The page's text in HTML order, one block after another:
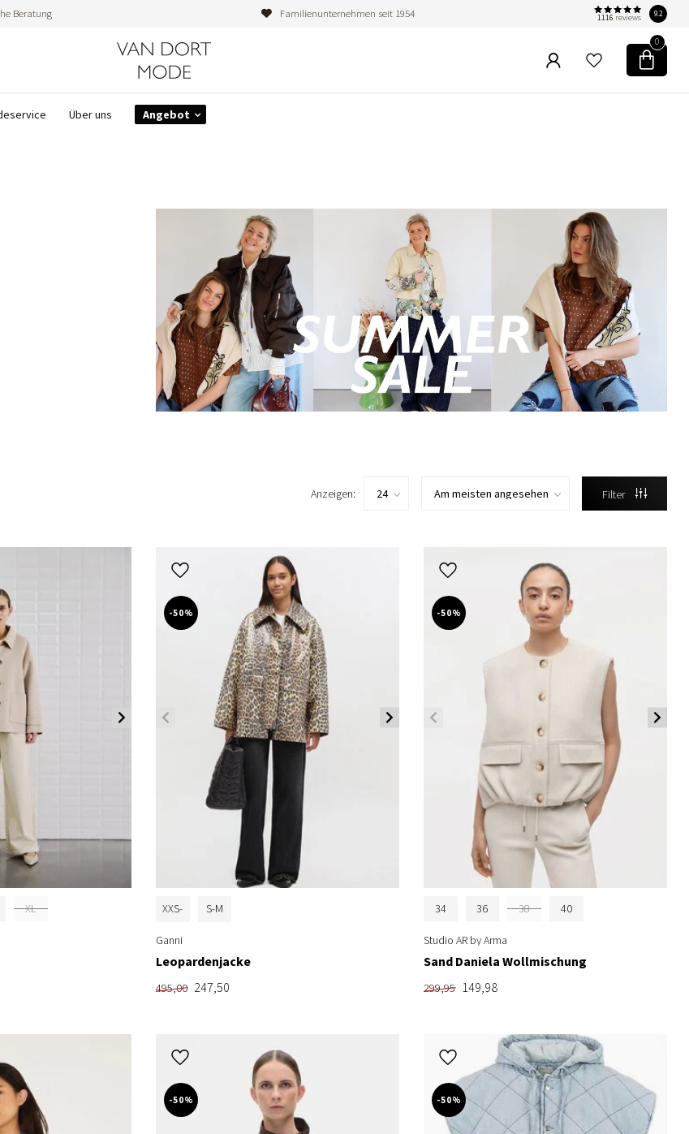
Beratung Familienunternehmen seit 1954 1116 reviews 9.2
0
Über uns Angebot
Anzeigen: Filter
XL
-50%
XXS-
S-M
Ganni
Leopardenjacke
495,00 247,50
-50%
34 36 38 40
Studio AR by Arma
Sand Daniela Wollmischung
299,95 149,98
-50% -50%